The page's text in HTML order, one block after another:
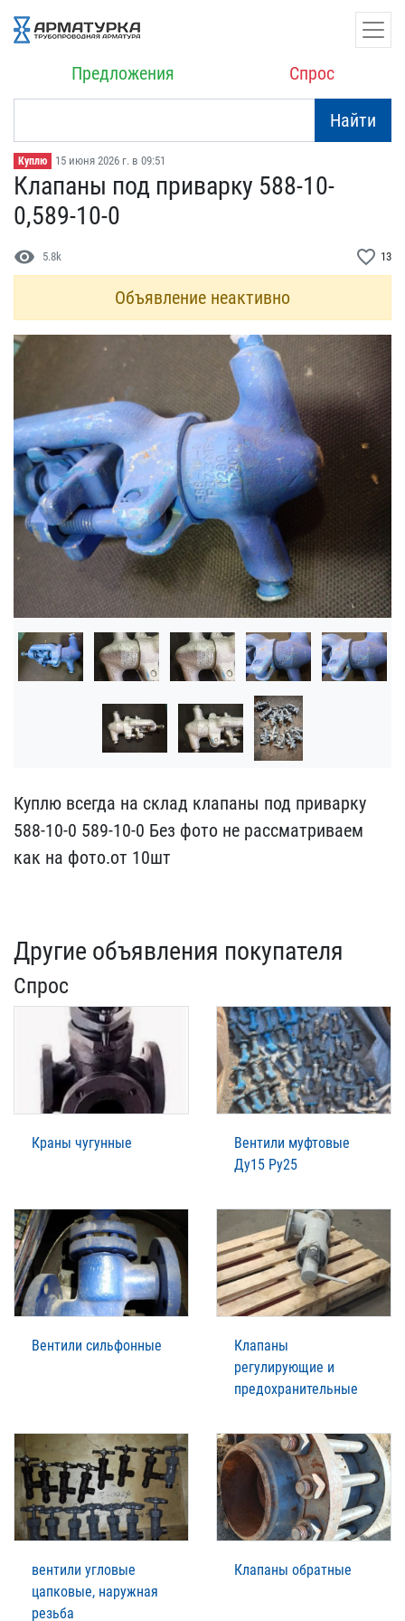
Предложения Спрос
Найти
Куплю 15 июня 2026 г. в 09:51
Клапаны под приварку 588​-10-
0,589-10-0
visibility 5.8k favorite_border 13
Объявление неактивно
Куплю всегда на склад кл​апаны под приварку
588-1​0-0 589-10-0 Без фото ​не рассматриваем
как на ​фото.от 10шт
Другие объявления покупателя
Спрос
Краны чугунные
Вентили муфтовые
Ду15 Ру25
Вентили сильфонные
Клапаны
регулирующие и
предохранительные
вентили угловые
цапковые, наружная
резьба
Клапаны обратные